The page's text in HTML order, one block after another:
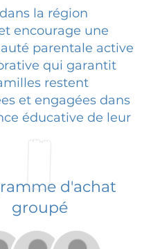
la région
encourage une
parentale active
qui garantit
restent
et engagées dans
éducative de leur
d'achat
groupé